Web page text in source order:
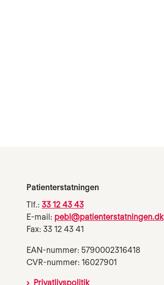
Patienterstatningen
Tlf.: 33 12 43 43
E-mail: pebl@patienterstatningen.dk
Fax: 33 12 43 41
EAN-nummer: 5790002316418
CVR-nummer: 16027901
Privatlivspolitik